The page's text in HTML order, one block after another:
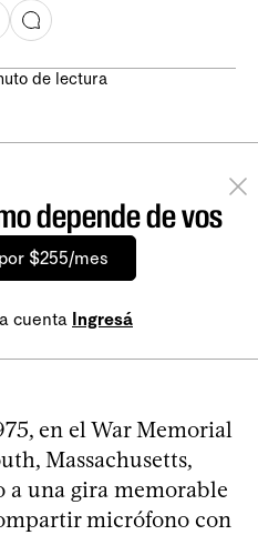
de lectura
depende de vos
$255/mes
cuenta Ingresá
en el War Memorial
Massachusetts,
una gira memorable
micrófono con